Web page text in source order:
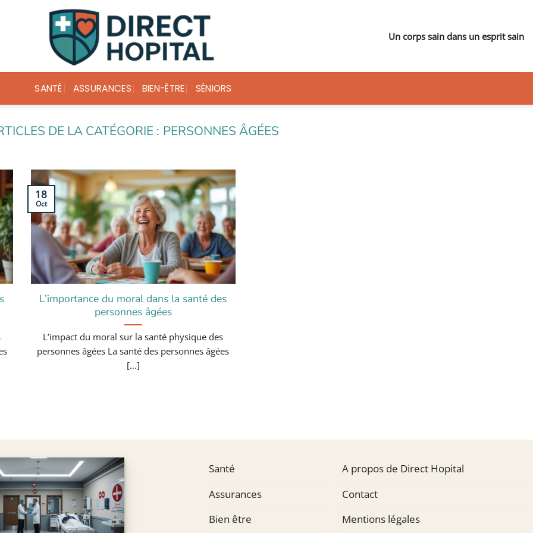
Un corps sain dans un esprit sain
SANTÉ ASSURANCES BIEN-ÊTRE SÉNIORS
PERSONNES ÂGÉES
L’importance du moral dans la santé des
personnes âgées
L’impact du moral sur la santé physique des
personnes âgées La santé des personnes âgées
[...]
18
Oct
Santé
Assurances
Bien être
A propos de Direct Hopital
Contact
Mentions légales